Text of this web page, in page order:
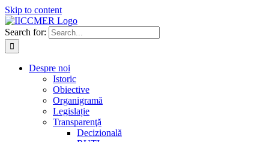
Skip to content
Search for:
Despre noi
Istoric
Obiective
Organigramă
Legislație
Transparenţă
Decizională